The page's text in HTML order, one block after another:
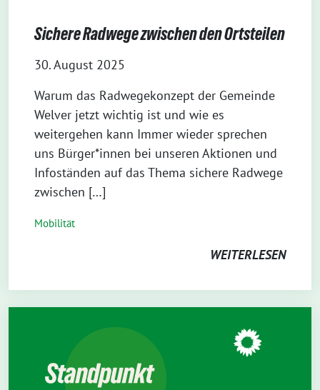
Sichere Radwege zwischen den Ortsteilen
30. August 2025
Warum das Radwegekonzept der Gemeinde
Welver jetzt wichtig ist und wie es
weitergehen kann Immer wieder sprechen
uns Bürger*innen bei unseren Aktionen und
Infoständen auf das Thema sichere Radwege
zwischen […]
Mobilität
WEITERLESEN